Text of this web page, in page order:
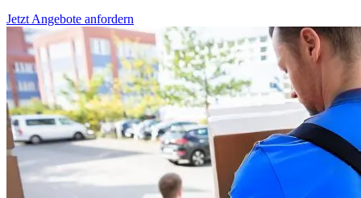
Jetzt Angebote anfordern